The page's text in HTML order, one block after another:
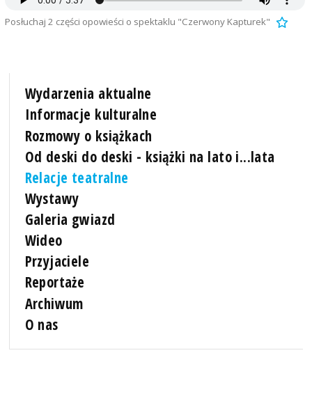
Posłuchaj 2 części opowieści o spektaklu "Czerwony Kapturek"
Wydarzenia aktualne
Informacje kulturalne
Rozmowy o książkach
Od deski do deski - książki na lato i...lata
Relacje teatralne
Wystawy
Galeria gwiazd
Wideo
Przyjaciele
Reportaże
Archiwum
O nas